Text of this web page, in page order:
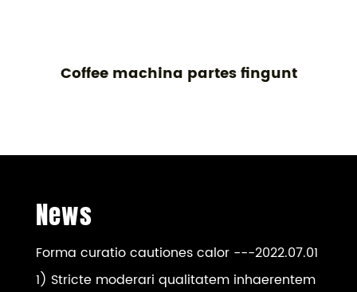
Coffee machina partes fingunt
News
Forma curatio cautiones calor ---2022.07.01
1) Stricte moderari qualitatem inhaerentem